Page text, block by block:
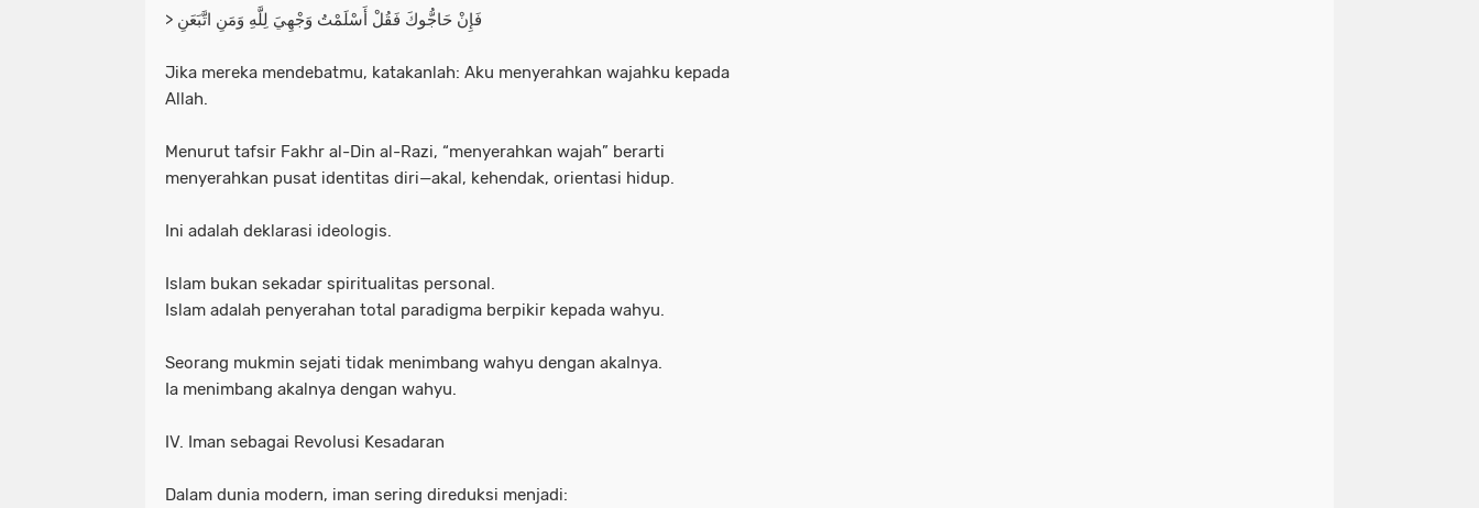
> فَإِنْ حَاجُّوكَ فَقُلْ أَسْلَمْتُ وَجْهِيَ لِلَّهِ وَمَنِ اتَّبَعَنِ
Jika mereka mendebatmu, katakanlah: Aku menyerahkan wajahku kepada
Allah.
Menurut tafsir Fakhr al-Din al-Razi, “menyerahkan wajah” berarti
menyerahkan pusat identitas diri—akal, kehendak, orientasi hidup.
Ini adalah deklarasi ideologis.
Islam bukan sekadar spiritualitas personal.
Islam adalah penyerahan total paradigma berpikir kepada wahyu.
Seorang mukmin sejati tidak menimbang wahyu dengan akalnya.
Ia menimbang akalnya dengan wahyu.
IV. Iman sebagai Revolusi Kesadaran
Dalam dunia modern, iman sering direduksi menjadi: